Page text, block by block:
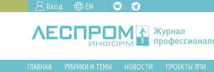
Вход EN
ГЛАВНАЯ РУБРИКИ И ТЕМЫ НОВОСТИ ПРОЕКТЫ ЛПИ